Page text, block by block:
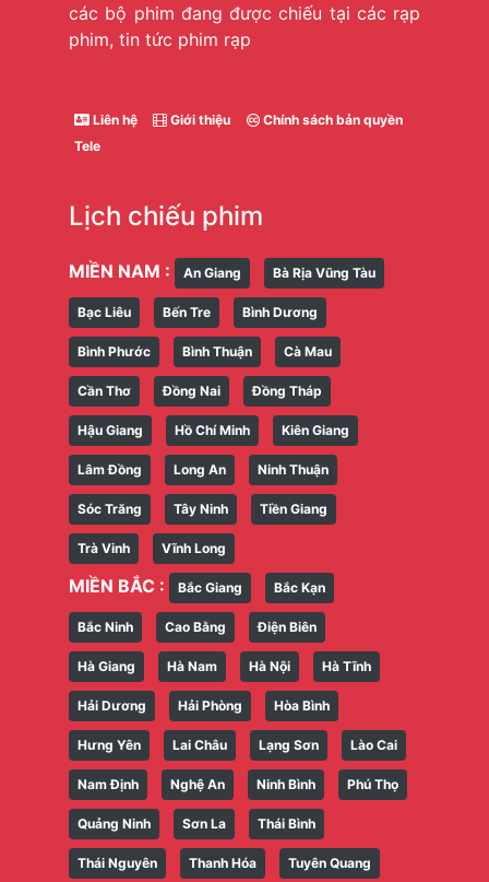
các bộ phim đang được chiếu tại các rạp
phim, tin tức phim rạp
Liên hệ Giới thiệu
Chính sách bản quyền
Tele
Lịch chiếu phim
MIỀN NAM : An Giang Bà Rịa Vũng Tàu
Bạc Liêu Bến Tre Bình Dương
Bình Phước Bình Thuận Cà Mau
Cần Thơ Đồng Nai Đồng Tháp
Hậu Giang Hồ Chí Minh Kiên Giang
Lâm Đồng Long An Ninh Thuận
Sóc Trăng Tây Ninh Tiền Giang
Trà Vinh Vĩnh Long
MIỀN BẮC : Bắc Giang Bắc Kạn
Bắc Ninh Cao Bằng Điện Biên
Hà Giang Hà Nam Hà Nội Hà Tĩnh
Hải Dương Hải Phòng Hòa Bình
Hưng Yên Lai Châu Lạng Sơn Lào Cai
Nam Định Nghệ An Ninh Bình Phú Thọ
Quảng Ninh Sơn La Thái Bình
Thái Nguyên Thanh Hóa Tuyên Quang